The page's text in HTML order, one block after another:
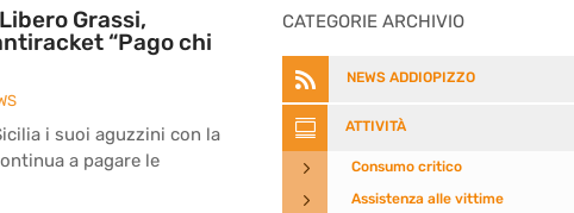
Grassi,
“Pago chi
i suoi aguzzini con la
a pagare le
CATEGORIE ARCHIVIO
 NEWS ADDIOPIZZO
 ATTIVITÀ
5 Consumo critico
5 Assistenza alle vittime